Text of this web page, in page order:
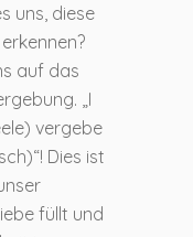
uns, diese
auf das
„I
vergebe
Dies ist
füllt und